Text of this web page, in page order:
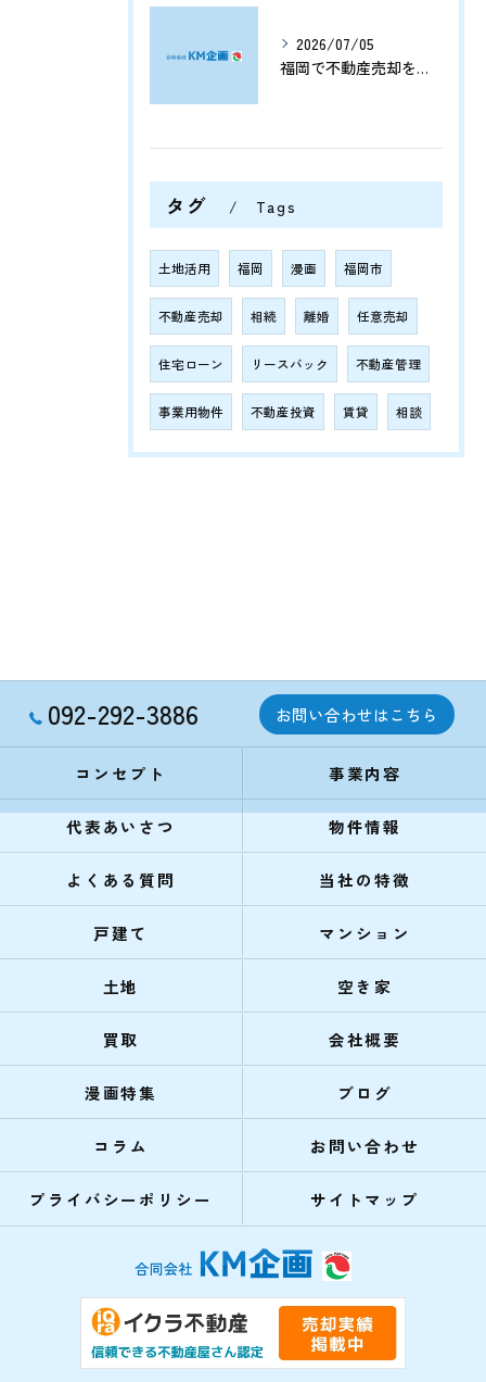
2026/07/05
福岡で不動産売却をプロに任せて相続や資産整理をスムーズに進める方法
タグ Tags
土地活用 福岡 漫画 福岡市
不動産売却 相続 離婚 任意売却
住宅ローン リースバック 不動産管理
事業用物件 不動産投資 賃貸 相談
092-292-3886 お問い合わせはこちら
コンセプト 事業内容
代表あいさつ 物件情報
よくある質問 当社の特徴
戸建て マンション
土地 空き家
買取 会社概要
漫画特集 ブログ
コラム お問い合わせ
プライバシーポリシー サイトマップ